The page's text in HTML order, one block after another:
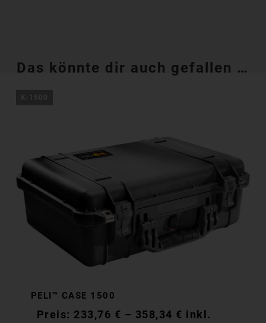
Das könnte dir auch gefallen …
PELI™ CASE 1500
233,76 € – 358,34 € inkl.